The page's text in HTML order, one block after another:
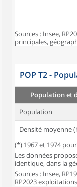
Sources : Insee,
principales,
POP T2 -
Population et
Population
Densité moyenne
(*) 1967 et 1974
Les données
identique, dans la
Sources : Insee,
RP2023